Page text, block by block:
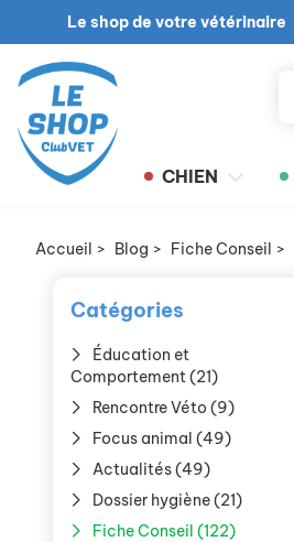
Le shop de votre vétérinaire
CHIEN
Accueil > Blog > Fiche Conseil >
Catégories
Éducation et
Comportement (21)
Rencontre Véto (9)
Focus animal (49)
Actualités (49)
Dossier hygiène (21)
Fiche Conseil (122)